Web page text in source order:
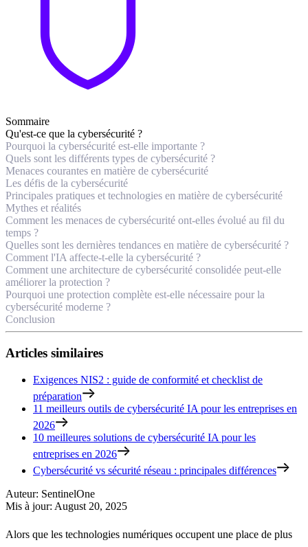
Sommaire
Qu'est-ce que la cybersécurité ?
Pourquoi la cybersécurité est-elle importante ?
Quels sont les différents types de cybersécurité ?
Menaces courantes en matière de cybersécurité
Les défis de la cybersécurité
Principales pratiques et technologies en matière de cybersécurité
Mythes et réalités
Comment les menaces de cybersécurité ont-elles évolué au fil du
temps ?
Quelles sont les dernières tendances en matière de cybersécurité ?
Comment l'IA affecte-t-elle la cybersécurité ?
Comment une architecture de cybersécurité consolidée peut-elle
améliorer la protection ?
Pourquoi une protection complète est-elle nécessaire pour la
cybersécurité moderne ?
Conclusion
Articles similaires
Exigences NIS2 : guide de conformité et checklist de
préparation
11 meilleurs outils de cybersécurité IA pour les entreprises en
2026
10 meilleures solutions de cybersécurité IA pour les
entreprises en 2026
Cybersécurité vs sécurité réseau : principales différences
Auteur: SentinelOne
Mis à jour: August 20, 2025
Alors que les technologies numériques occupent une place de plus